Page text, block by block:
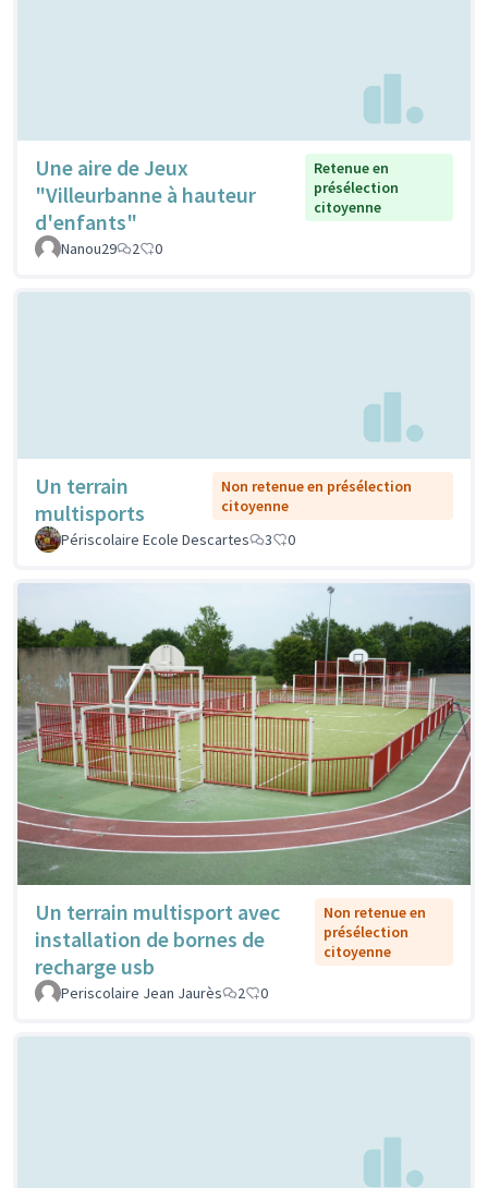
Une aire de Jeux
"Villeurbanne à hauteur
d'enfants"
Retenue en
présélection
citoyenne
Nanou29 2 0
Un terrain
multisports
Non retenue en présélection
citoyenne
Périscolaire Ecole Descartes
3 0
Un terrain multisport avec
installation de bornes de
recharge usb
Non retenue en
présélection
citoyenne
Periscolaire Jean Jaurès 2 0